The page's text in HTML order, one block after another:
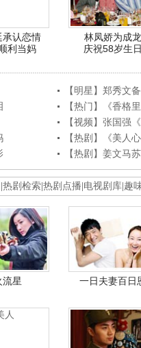
承认恋情
利当妈
林凤娇为成龙
庆祝58岁生
【明星】郑秀文
【热门】《香格
【视频】张国强
【热剧】《美人
【热剧】姜文马
热剧检索 热剧点播 电视剧库 趣
流星 一日夫妻百日